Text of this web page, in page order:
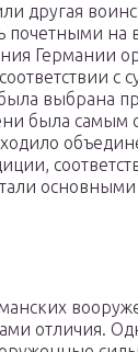
другая
почетными на
Германии
с
выбрана
была
отличия.